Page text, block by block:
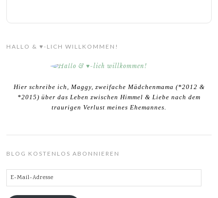
HALLO & ♥-LICH WILLKOMMEN!
Hier schreibe ich, Maggy, zweifache Mädchenmama (*2012 &
*2015) über das Leben zwischen Himmel & Liebe nach dem
traurigen Verlust meines Ehemannes.
BLOG KOSTENLOS ABONNIEREN
E-
Mail-
Adresse